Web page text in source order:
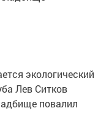
экологический
Лев Ситков
повалил